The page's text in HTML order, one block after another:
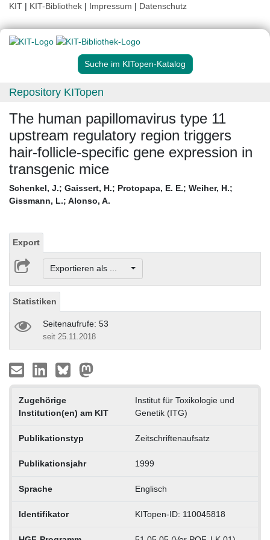
KIT | KIT-Bibliothek | Impressum | Datenschutz
Suche im KITopen-Katalog
Repository KITopen
The human papillomavirus type 11
upstream regulatory region triggers
hair-follicle-specific gene expression in
transgenic mice
Schenkel, J.; Gaissert, H.; Protopapa, E. E.; Weiher, H.;
Gissmann, L.; Alonso, A.
Export
Exportieren als ...
Statistiken
Seitenaufrufe: 53
seit 25.11.2018
Zugehörige
Institution(en) am KIT
Institut für Toxikologie und
Genetik (ITG)
Publikationstyp Zeitschriftenaufsatz
Publikationsjahr 1999
Sprache Englisch
Identifikator KITopen-ID: 110045818